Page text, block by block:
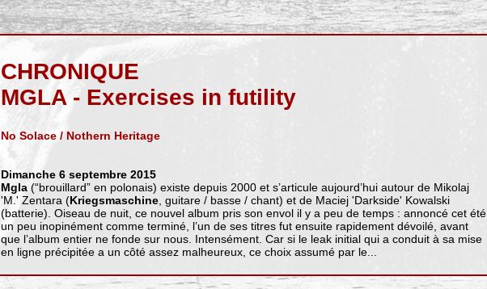
CHRONIQUE
MGLA - Exercises in futility
No Solace / Nothern Heritage
Dimanche 6 septembre 2015
Mgla(“brouillard” en polonais) existe depuis 2000 et s’articule aujourd’hui autour de Mikolaj
'M.' Zentara (Kriegsmaschine, guitare / basse / chant) et de Maciej 'Darkside' Kowalski
(batterie). Oiseau de nuit, ce nouvel album pris son envol il y a peu de temps : annoncé cet été
un peu inopinément comme terminé, l’un de ses titres fut ensuite rapidement dévoilé, avant
que l’album entier ne fonde sur nous. Intensément. Car si le leak initial qui a conduit à sa mise
en ligne précipitée a un côté assez malheureux, ce choix assumé par le...